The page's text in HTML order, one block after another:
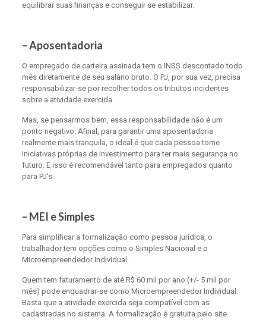
equilibrar suas finanças e conseguir se estabilizar.
– Aposentadoria
O empregado de carteira assinada tem o INSS descontado todo
mês diretamente de seu salário bruto. O PJ, por sua vez, precisa
responsabilizar-se por recolher todos os tributos incidentes
sobre a atividade exercida.
Mas, se pensarmos bem, essa responsabilidade não é um
ponto negativo. Afinal, para garantir uma aposentadoria
realmente mais tranquila, o ideal é que cada pessoa tome
iniciativas próprias de investimento para ter mais segurança no
futuro. E isso é recomendável tanto para empregados quanto
para PJ’s.
– MEI e Simples
Para simplificar a formalização como pessoa jurídica, o
trabalhador tem opções como o Simples Nacional e o
Microempreendedor Individual.
Quem tem faturamento de até R$ 60 mil por ano (+/- 5 mil por
mês) pode enquadrar-se como Microempreendedor Individual.
Basta que a atividade exercida seja compatível com as
cadastradas no sistema. A formalização é gratuita pelo site